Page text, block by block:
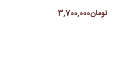
تومان3,700,000